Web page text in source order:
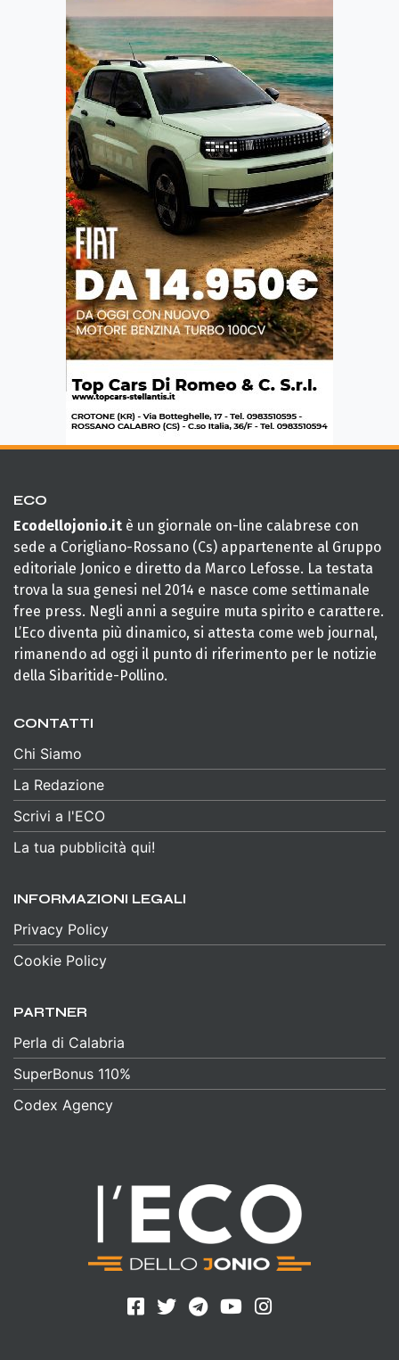
ECO
Ecodellojonio.it è un giornale on-line calabrese con
sede a Corigliano-Rossano (Cs) appartenente al Gruppo
editoriale Jonico e diretto da Marco Lefosse. La testata
trova la sua genesi nel 2014 e nasce come settimanale
free press. Negli anni a seguire muta spirito e carattere.
L’Eco diventa più dinamico, si attesta come web journal,
rimanendo ad oggi il punto di riferimento per le notizie
della Sibaritide-Pollino.
CONTATTI
Chi Siamo
La Redazione
Scrivi a l'ECO
La tua pubblicità qui!
INFORMAZIONI LEGALI
Privacy Policy
Cookie Policy
PARTNER
Perla di Calabria
SuperBonus 110%
Codex Agency